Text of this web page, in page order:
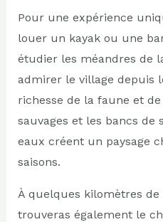
Pour une expérience
louer un kayak ou une
étudier les méandres de
admirer le village depuis
richesse de la faune et
sauvages et les bancs de
eaux créent un paysage
saisons.
À quelques kilomètres
trouveras également le